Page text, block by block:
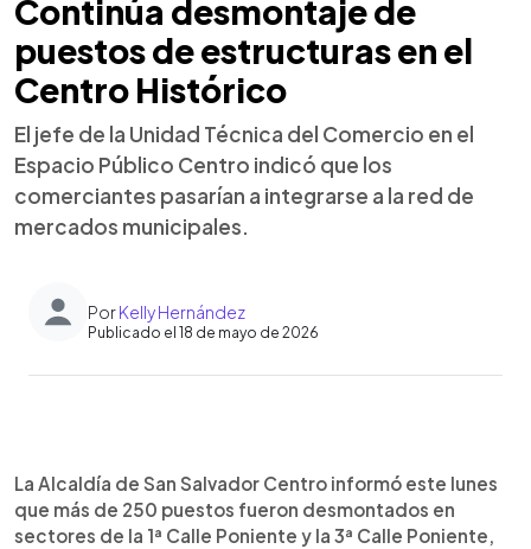
Continúa desmontaje de
puestos de estructuras en el
Centro Histórico
El jefe de la Unidad Técnica del Comercio en el
Espacio Público Centro indicó que los
comerciantes pasarían a integrarse a la red de
mercados municipales.
PorKelly Hernández
Publicado el 18 de mayo de 2026
► Escuchar artículo
La Alcaldía de San Salvador Centro informó este lunes
que más de 250 puestos fueron desmontados en
sectores de la 1ª Calle Poniente y la 3ª Calle Poniente,